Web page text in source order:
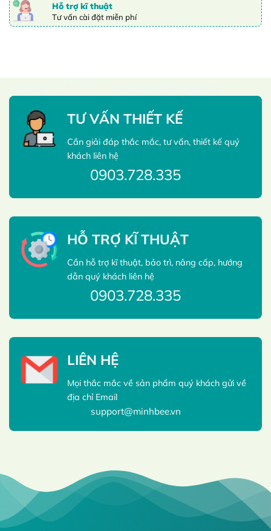
Hỗ trợ kĩ thuật
Tư vấn cài đặt miễn phí
TƯ VẤN THIẾT KẾ
Cần giải đáp thắc mắc, tư vấn, thiết kế quý
khách liên hệ
0903.728.335
HỖ TRỢ KĨ THUẬT
Cần hỗ trợ kĩ thuật, bảo trì, nâng cấp, hướng
dẫn quý khách liên hệ
0903.728.335
LIÊN HỆ
Mọi thắc mắc về sản phẩm quý khách gửi về
địa chỉ Email
support@minhbee.vn